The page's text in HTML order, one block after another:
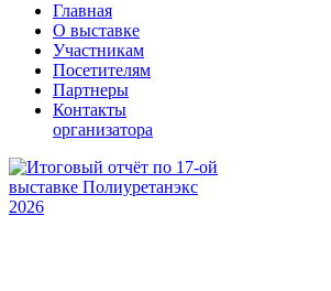
Главная
О выставке
Участникам
Посетителям
Партнеры
Контакты
организатора